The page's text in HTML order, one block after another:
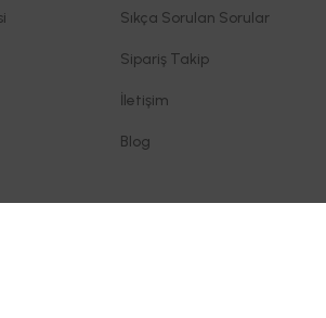
Sıkça Sorulan Sorular
Sipariş Takip
İletişim
Blog